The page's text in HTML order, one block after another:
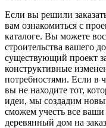
Если вы решили
вам ознакомиться с
каталоге. Вы можете
строительства вашего
существующий проект
конструктивные
потребностями. Если в
вы не находите тот,
идеи, мы создадим
сможем учесть все
деревянный дом на